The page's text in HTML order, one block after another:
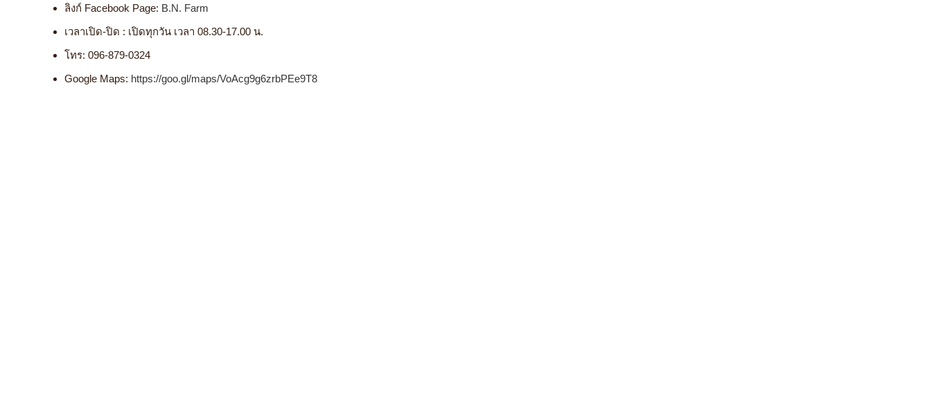
ลิงก์ Facebook Page: B.N. Farm
เวลาเปิด-ปิด : เปิดทุกวัน เวลา 08.30-17.00 น.
โทร: 096-879-0324
Google Maps: https://goo.gl/maps/VoAcg9g6zrbPEe9T8